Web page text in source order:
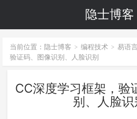
隐士博客
当前位置： 隐士博客 > 编程技术 > 易语
验证码、图像识别、人脸识别
CC深度学习框架，验
别、人脸识